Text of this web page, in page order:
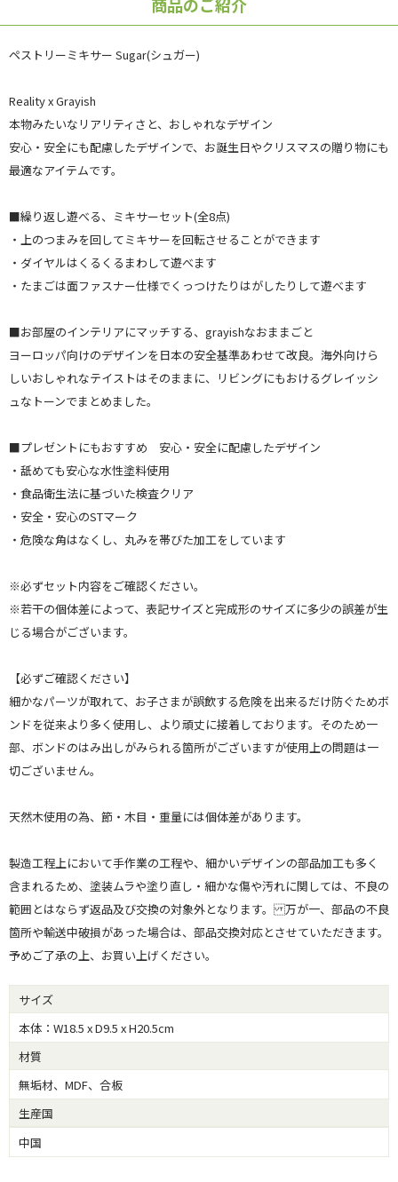
ペストリーミキサー Sugar(シュガー)
Reality x Grayish
本物みたいなリアリティさと、おしゃれなデザイン
安心・安全にも配慮したデザインで、お誕生日やクリスマスの贈り物にも
最適なアイテムです。
■繰り返し遊べる、ミキサーセット(全8点)
・上のつまみを回してミキサーを回転させることができます
・ダイヤルはくるくるまわして遊べます
・たまごは面ファスナー仕様でくっつけたりはがしたりして遊べます
■お部屋のインテリアにマッチする、grayishなおままごと
ヨーロッパ向けのデザインを日本の安全基準あわせて改良。海外向けら
しいおしゃれなテイストはそのままに、リビングにもおけるグレイッシ
ュなトーンでまとめました。
■プレゼントにもおすすめ 安心・安全に配慮したデザイン
・舐めても安心な水性塗料使用
・食品衛生法に基づいた検査クリア
・安全・安心のSTマーク
・危険な角はなくし、丸みを帯びた加工をしています
※必ずセット内容をご確認ください。
※若干の個体差によって、表記サイズと完成形のサイズに多少の誤差が生
じる場合がございます。
【必ずご確認ください】
細かなパーツが取れて、お子さまが誤飲する危険を出来るだけ防ぐためボ
ンドを従来より多く使用し、より頑丈に接着しております。そのため一
部、ボンドのはみ出しがみられる箇所がございますが使用上の問題は一
切ございません。
天然木使用の為、節・木目・重量には個体差があります。
製造工程上において手作業の工程や、細かいデザインの部品加工も多く
含まれるため、塗装ムラや塗り直し・細かな傷や汚れに関しては、不良の
範囲とはならず返品及び交換の対象外となります。 万が一、部品の不良
箇所や輸送中破損があった場合は、部品交換対応とさせていただきます。
予めご了承の上、お買い上げください。
サイズ
本体：W18.5 x D9.5 x H20.5cm
材質
無垢材、MDF、合板
生産国
中国